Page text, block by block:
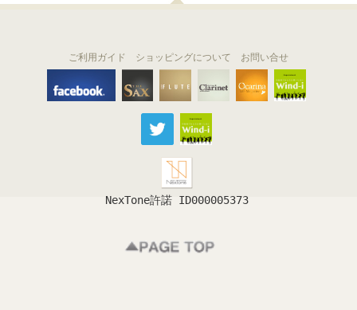
THE SAX The Clarinet
Ocarina
ご利用ガイド ショッピングについて お問い合せ
NexTone許諾 ID000005373